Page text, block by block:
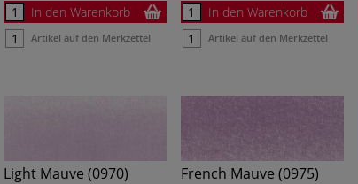
In den Warenkorb
Artikel auf den Merkzettel
In den Warenkorb
Artikel auf den Merkzettel
Light Mauve (0970) French Mauve (0975)